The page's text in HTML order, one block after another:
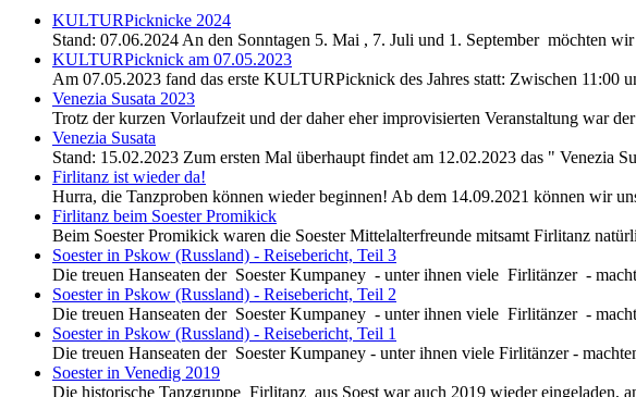
KULTURPicknicke 2024
Stand: 07.06.2024 An den Sonntagen 5. Mai , 7. Juli und 1. September möchten
KULTURPicknick am 07.05.2023
Am 07.05.2023 fand das erste KULTURPicknick des Jahres statt: Zwischen 11:00
Venezia Susata 2023
Trotz der kurzen Vorlaufzeit und der daher eher improvisierten Veranstaltung war
Venezia Susata
Stand: 15.02.2023 Zum ersten Mal überhaupt findet am 12.02.2023 das " Venezia
Firlitanz ist wieder da!
Hurra, die Tanzproben können wieder beginnen! Ab dem 14.09.2021 können wir
Firlitanz beim Soester Promikick
Beim Soester Promikick waren die Soester Mittelalterfreunde mitsamt Firlitanz
Soester in Pskow (Russland) - Reisebericht, Teil 3
Die treuen Hanseaten der Soester Kumpaney - unter ihnen viele Firlitänzer -
Soester in Pskow (Russland) - Reisebericht, Teil 2
Die treuen Hanseaten der Soester Kumpaney - unter ihnen viele Firlitänzer -
Soester in Pskow (Russland) - Reisebericht, Teil 1
Die treuen Hanseaten der Soester Kumpaney - unter ihnen viele Firlitänzer -
Soester in Venedig 2019
Die historische Tanzgruppe Firlitanz aus Soest war auch 2019 wieder eingeladen,